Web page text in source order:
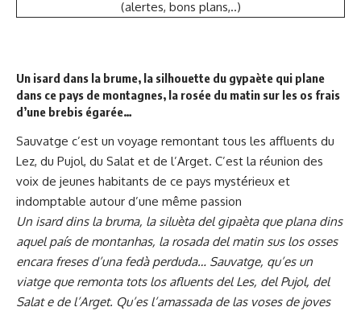
(alertes, bons plans,..)
Un isard dans la brume, la silhouette du gypaète qui plane
dans ce pays de montagnes, la rosée du matin sur les os frais
d’une brebis égarée…
Sauvatge c’est un voyage remontant tous les affluents du
Lez, du Pujol, du Salat et de l’Arget. C’est la réunion des
voix de jeunes habitants de ce pays mystérieux et
indomptable autour d’une même passion
Un isard dins la bruma, la siluèta del gipaèta que plana dins
aquel país de montanhas, la rosada del matin sus los osses
encara freses d’una fedà perduda… Sauvatge, qu’es un
viatge que remonta tots los afluents del Les, del Pujol, del
Salat e de l’Arget. Qu’es l’amassada de las voses de joves